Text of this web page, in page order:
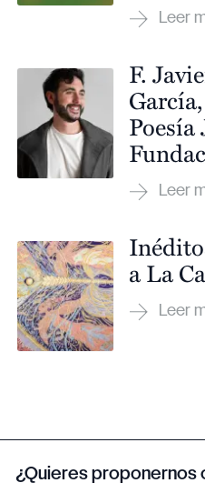
F.
a La
¿Quieres proponernos